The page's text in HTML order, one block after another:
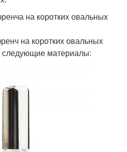
Розовый маникюр
на коротких овальных
на коротких овальных
следующие материалы: